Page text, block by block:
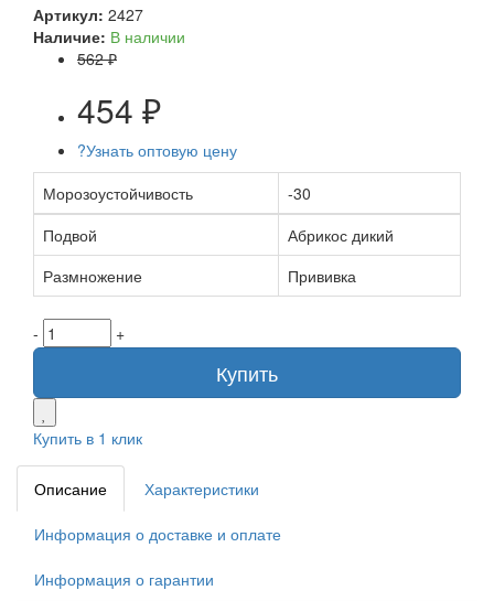
Артикул: 2427
Наличие: В наличии
562 ₽
454 ₽
?Узнать оптовую цену
Морозоустойчивость
-30
Подвой
Абрикос дикий
Размножение
Прививка
- +
Купить
Купить в 1 клик
Описание Характеристики
Информация о доставке и оплате
Информация о гарантии